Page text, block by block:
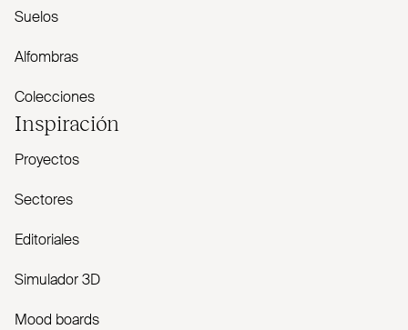
Suelos
Alfombras
Colecciones
Inspiración
Proyectos
Sectores
Editoriales
Simulador 3D
Mood boards